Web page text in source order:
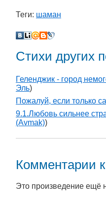
Теги: шаман
Стихи других
Геленджик - город
Эль)
Пожалуй, если только
9.1.Любовь сильнее
(Avmak))
Комментарии
Это произведение ещё